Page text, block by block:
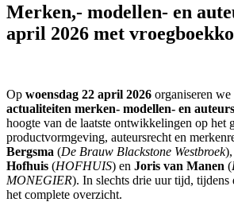
Merken,- modellen- en
april 2026 met
Op woensdag 22 april 2026 organiseren
actualiteiten merken- modellen- en
hoogte van de laatste ontwikkelingen op het
productvormgeving, auteursrecht en
Bergsma (De Brauw Blackstone Westbroek),
Hofhuis (HOFHUIS) en Joris van Manen (
MONEGIER). In slechts drie uur tijd, tijdens
het complete overzicht.